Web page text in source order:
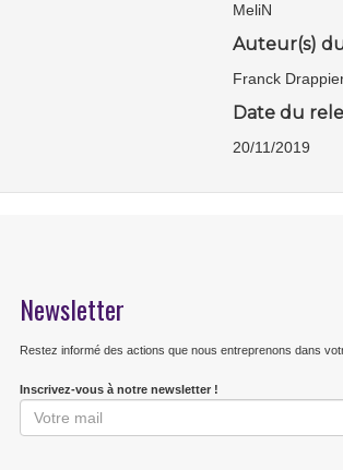
MeliN
Auteur(s)
Franck
Date du
20/11/2019
Newsletter
Restez informé des actions que nous entreprenons dans
Inscrivez-vous à notre newsletter !